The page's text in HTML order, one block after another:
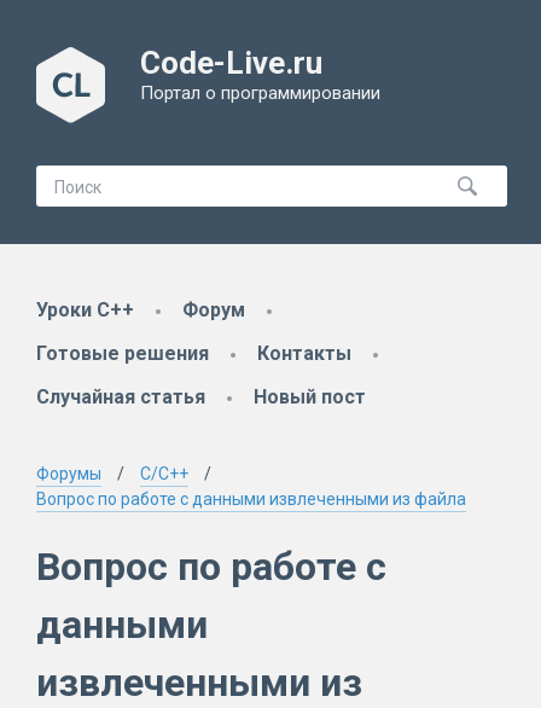
Code-Live.ru
Портал о программировании
Уроки C++
Форум
Готовые решения
Контакты
Случайная статья
Новый пост
Форумы
C/C++
Вопрос по работе с данными извлеченными из файла
Вопрос по работе с
данными
извлеченными из